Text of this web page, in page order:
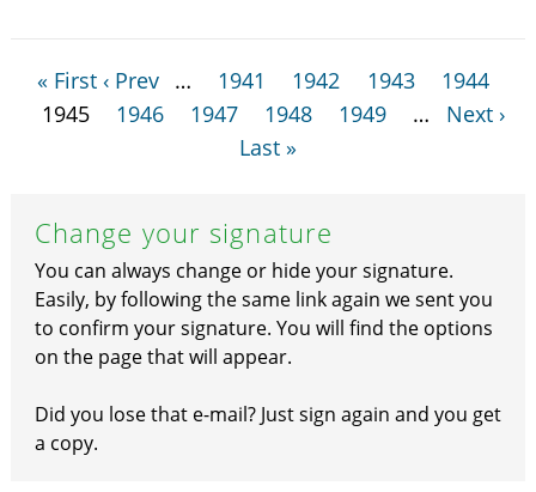
« First ‹ Prev … 1941 1942 1943
1944
1945
1946 1947 1948 1949 …
Next ›
Last »
Change your signature
You can always change or hide your signature.
Easily, by following the same link again we sent you
to confirm your signature. You will find the options
on the page that will appear.
Did you lose that e-mail? Just sign again and you get
a copy.